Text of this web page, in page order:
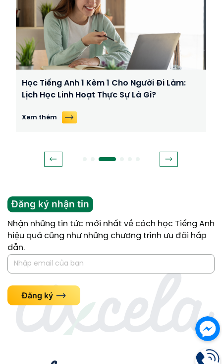
Học Tiếng Anh 1 Kèm 1 Cho Người Đi Làm:
Lịch Học Linh Hoạt Thực Sự Là Gì?
Xem thêm
Đăng ký nhận tin
Nhận những tin tức mới nhất về cách học Tiếng Anh
hiệu quả cũng như những chương trình ưu đãi hấp
dẫn.
Đăng ký